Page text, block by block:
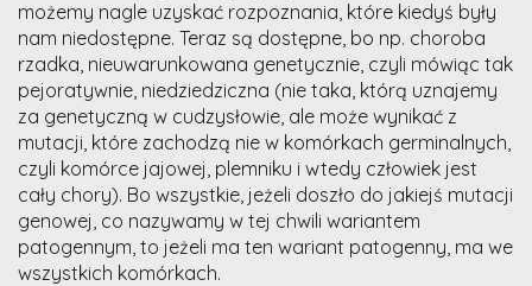
możemy nagle uzyskać rozpoznania, które kiedyś były
nam niedostępne. Teraz są dostępne, bo np. choroba
rzadka, nieuwarunkowana genetycznie, czyli mówiąc tak
pejoratywnie, niedziedziczna (nie taka, którą uznajemy
za genetyczną w cudzysłowie, ale może wynikać z
mutacji, które zachodzą nie w komórkach germinalnych,
czyli komórce jajowej, plemniku i wtedy człowiek jest
cały chory). Bo wszystkie, jeżeli doszło do jakiejś mutacji
genowej, co nazywamy w tej chwili wariantem
patogennym, to jeżeli ma ten wariant patogenny, ma we
wszystkich komórkach.